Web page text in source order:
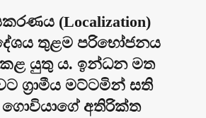
(Localization)
තුළම පරිභෝජනය
කළ යුතු ය. ඉන්ධන මත
ග්‍රාමීය මට්ටමින් සති
ගොවියාගේ අතිරික්ත